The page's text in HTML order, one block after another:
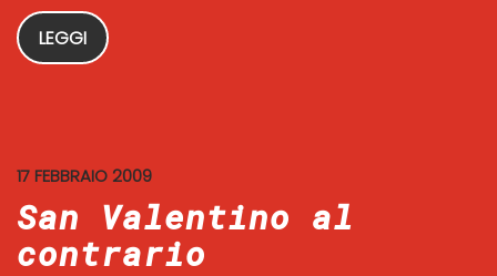
LEGGI
17 FEBBRAIO 2009
San Valentino al
contrario